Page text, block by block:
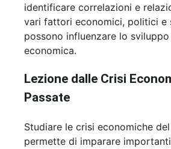
identificare correlazioni e
vari fattori economici, politici e
possono influenzare lo
economica.
Lezione dalle Crisi
Passate
Studiare le crisi economiche
permette di imparare